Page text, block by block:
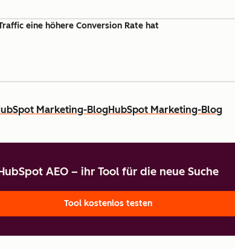
eine höhere Conversion Rate hat
Marketing-BlogHubSpot Marketing-Blog
AEO – ihr Tool für die neue Suche
Tool kostenlos testen